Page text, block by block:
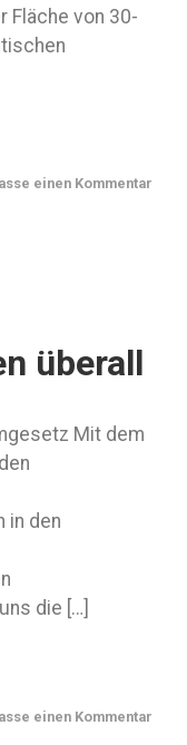
Fläche von 30-
einen Kommentar
überall
Mit dem
in den
die […]
einen Kommentar